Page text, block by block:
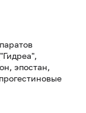
эпостан,